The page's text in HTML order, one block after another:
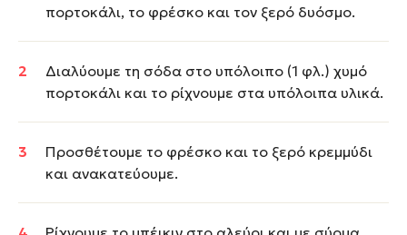
πορτοκάλι, το φρέσκο και τον ξερό δυόσμο.
Διαλύουμε τη σόδα στο υπόλοιπο (1 φλ.) χυμό
πορτοκάλι και το ρίχνουμε στα υπόλοιπα υλικά.
Προσθέτουμε το φρέσκο και το ξερό κρεμμύδι
και ανακατεύουμε.